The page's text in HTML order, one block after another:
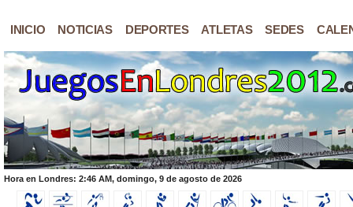
INICIO NOTICIAS DEPORTES ATLETAS SEDES
Hora en Londres: 2:46 AM, domingo, 9 de agosto de 2026